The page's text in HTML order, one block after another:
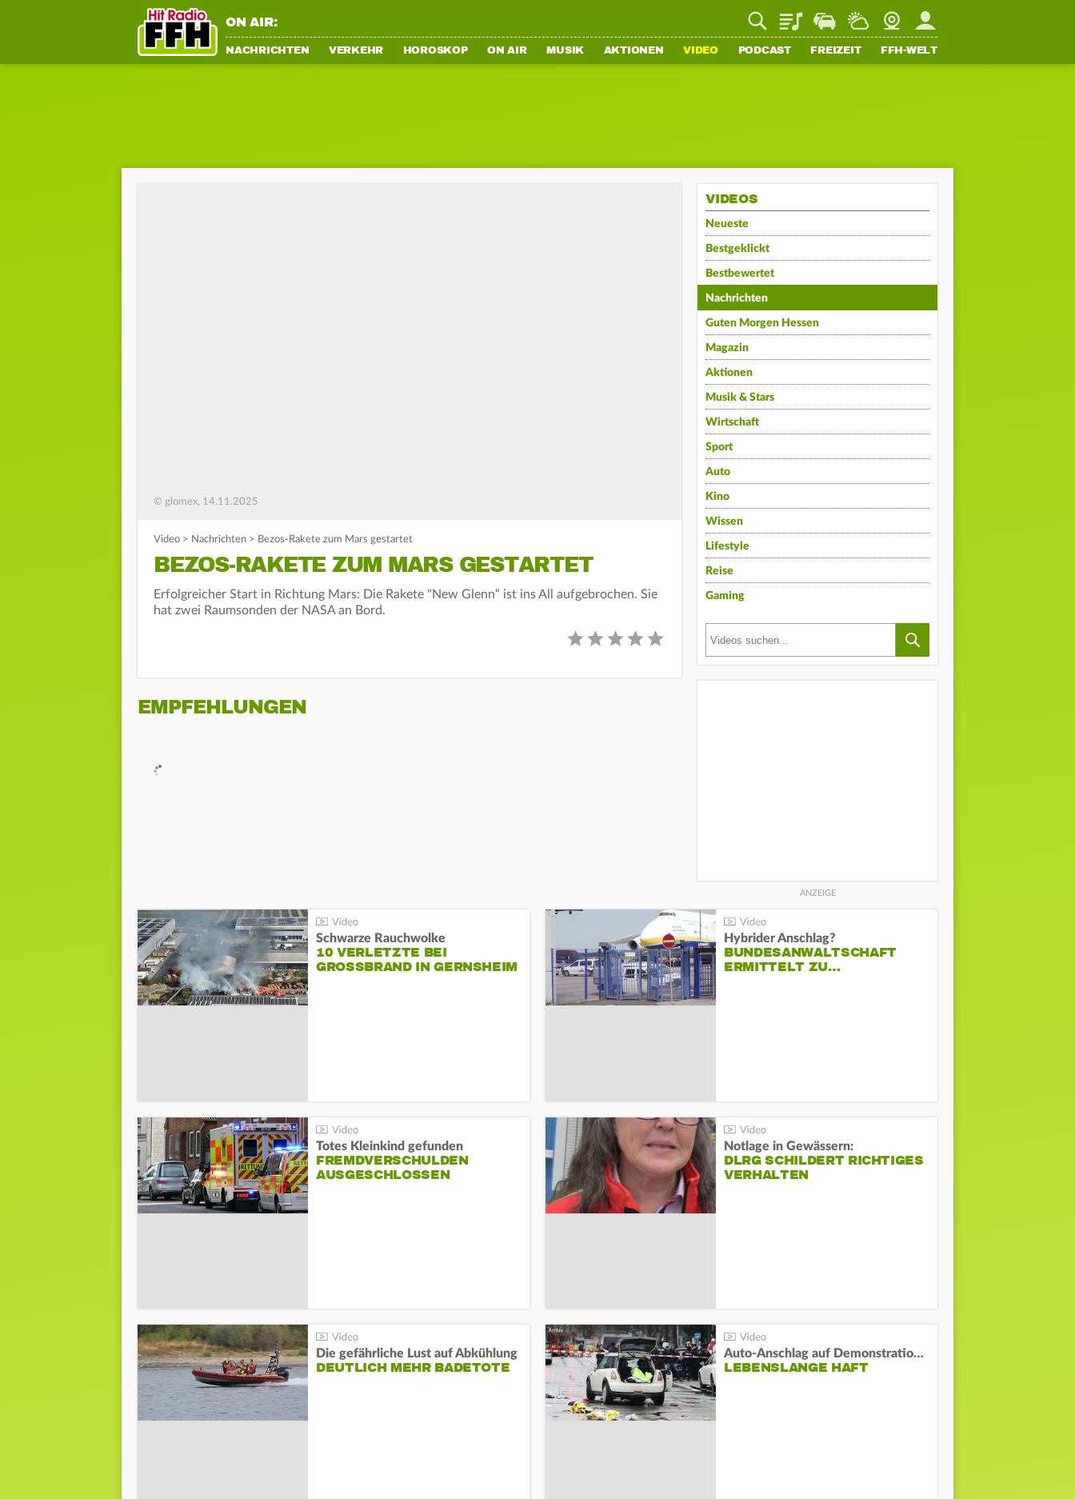
ON AIR: PlaylistStaupilotWetterWebcamMein FFH
NACHRICHTEN VERKEHR HOROSKOP ON AIR MUSIK AKTIONEN VIDEO PODCAST FREIZEIT FFH-WELT
© glomex, 14.11.2025
Video > Nachrichten > Bezos-Rakete zum Mars gestartet
BEZOS-RAKETE ZUM MARS GESTARTET
Erfolgreicher Start in Richtung Mars: Die Rakete "New Glenn“ ist ins All aufgebrochen. Sie
hat zwei Raumsonden der NASA an Bord.
EMPFEHLUNGEN
VIDEOS
Neueste
Bestgeklickt
Bestbewertet
Nachrichten
Guten Morgen Hessen
Magazin
Aktionen
Musik & Stars
Wirtschaft
Sport
Auto
Kino
Wissen
Lifestyle
Reise
Gaming
Schwarze Rauchwolke
10 VERLETZTE BEI
GROSSBRAND IN GERNSHEIM
Hybrider Anschlag?
BUNDESANWALTSCHAFT
ERMITTELT ZU…
Totes Kleinkind gefunden
FREMDVERSCHULDEN
AUSGESCHLOSSEN
Notlage in Gewässern:
DLRG SCHILDERT RICHTIGES
VERHALTEN
Die gefährliche Lust auf Abkühlung
DEUTLICH MEHR BADETOTE
Auto-Anschlag auf Demonstration in München:
LEBENSLANGE HAFT